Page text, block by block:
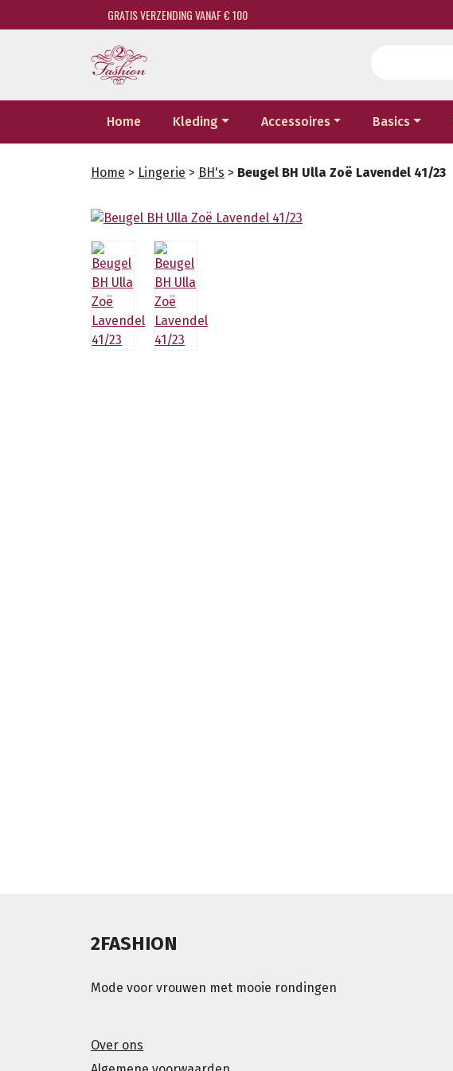
GRATIS VERZENDING VANAF € 100
Home Kleding Accessoires Basics
Home > Lingerie > BH's > Beugel BH Ulla Zoë Lavendel 41/23
2FASHION
Mode voor vrouwen met mooie rondingen
Over ons